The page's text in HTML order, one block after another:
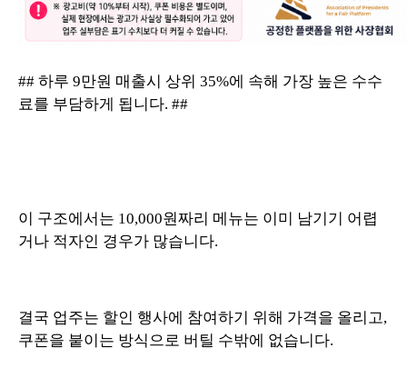
## 하루 9만원 매출시 상위 35%에 속해 가장 높은 수수
료를 부담하게 됩니다. ##
이 구조에서는 10,000원짜리 메뉴는 이미 남기기 어렵
거나 적자인 경우가 많습니다.
결국 업주는 할인 행사에 참여하기 위해 가격을 올리고,
쿠폰을 붙이는 방식으로 버틸 수밖에 없습니다.